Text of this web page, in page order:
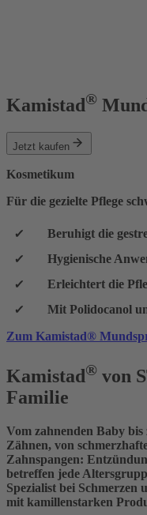
Kamistad ®
Jetzt kaufen
Kosmetikum
Für die gezielte Pflege
Beruhigt die
Hygienische
Erleichtert die
Mit Polidocanol
Zum Kamistad®
Kamistad® von
Familie
Vom zahnenden Baby
Zähnen, von
Zahnspangen:
betreffen jede
Spezialist bei
mit kamillenstarken